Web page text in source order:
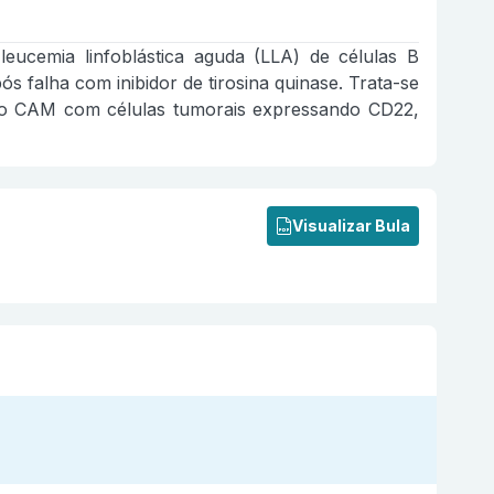
linfoblástica aguda (LLA) de células B
falha com inibidor de tirosina quinase. Trata-se
com células tumorais expressando CD22,
Visualizar Bula